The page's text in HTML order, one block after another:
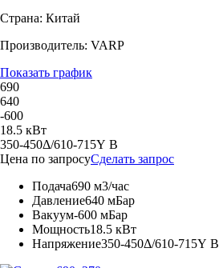
Страна: Китай
Производитель: VARP
Показать график
690
640
-600
18.5 кВт
350-450Δ/610-715Y В
Цена по запросуСделать запрос
Подача690 м3/час
Давление640 мБар
Вакуум-600 мБар
Мощность18.5 кВт
Напряжение350-450Δ/610-715Y В